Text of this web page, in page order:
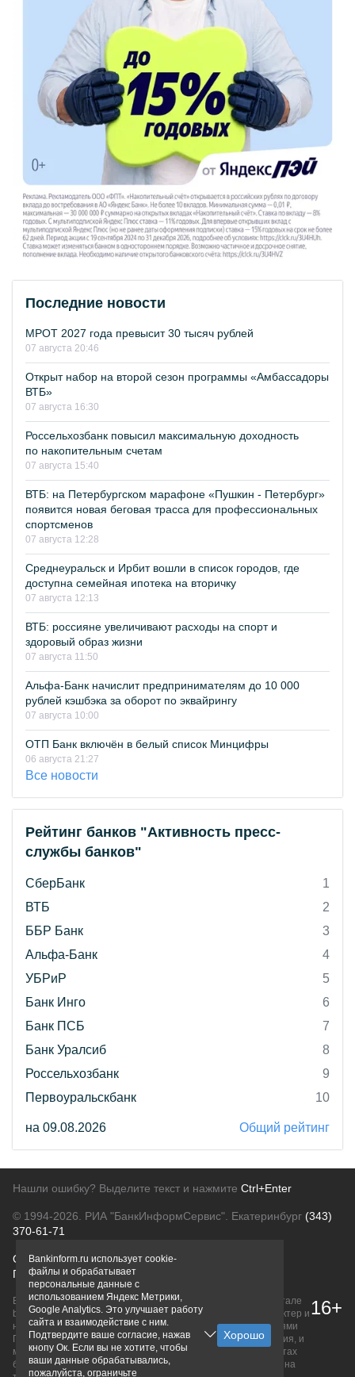
Последние новости
МРОТ 2027 года превысит 30 тысяч рублей
07 августа 20:46
Открыт набор на второй сезон программы «Амбассадоры
ВТБ»
07 августа 16:30
Россельхозбанк повысил максимальную доходность
по накопительным счетам
07 августа 15:40
ВТБ: на Петербургском марафоне «Пушкин - Петербург»
появится новая беговая трасса для профессиональных
спортсменов
07 августа 12:28
Среднеуральск и Ирбит вошли в список городов, где
доступна семейная ипотека на вторичку
07 августа 12:13
ВТБ: россияне увеличивают расходы на спорт и
здоровый образ жизни
07 августа 11:50
Альфа-Банк начислит предпринимателям до 10 000
рублей кэшбэка за оборот по эквайрингу
07 августа 10:00
ОТП Банк включён в белый список Минцифры
06 августа 21:27
Все новости
Рейтинг банков "Активность пресс-
службы банков"
СберБанк
1
ВТБ
2
ББР Банк
3
Альфа-Банк
4
УБРиР
5
Банк Инго
6
Банк ПСБ
7
Банк Уралсиб
8
Россельхозбанк
9
Первоуральскбанк
10
на 09.08.2026 Общий рейтинг
Нашли ошибку? Выделите текст и нажмите Ctrl+Enter
© 1994-2026. РИА "БанкИнформСервис". Екатеринбург (343)
370-61-71
О проектеПолитика конфиденциальности
Правовая информацияДля рекламодателей
Вся информация о продуктах банков, размещенная на портале
bankinform.ru, носит исключительно ознакомительный характер и
не является публичной офертой, определяемой положениями
ГК РФ. Информация не содержит точного и полного описания, и
может быть изменена. Конечные условия уточняйте на сайтах
банков или при личном обращении. Исключительное право на
16+
Bankinform.ru использует cookie-
файлы и обрабатывает
персональные данные с
использованием Яндекс Метрики,
Google Analytics. Это улучшает работу
сайта и взаимодействие с ним.
Подтвердите ваше согласие, нажав
кнопу Ок. Если вы не хотите, чтобы
ваши данные обрабатывались,
пожалуйста, ограничьте